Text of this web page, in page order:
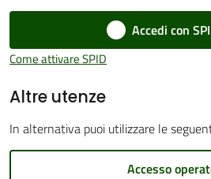
Amministrazione
Trasparente
Tutti
gli
argomenti...
Accedi con
Come attivare SPID
Altre utenze
In alternativa puoi utilizzare le
Accesso